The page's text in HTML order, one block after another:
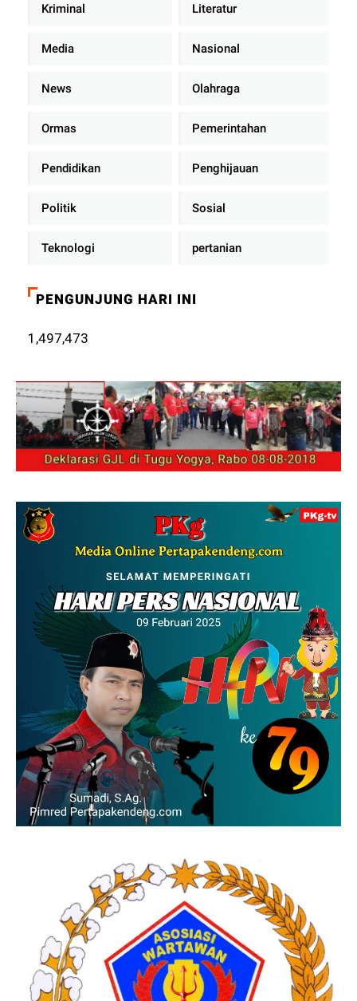
Kriminal Literatur
Media Nasional
News Olahraga
Ormas Pemerintahan
Pendidikan Penghijauan
Politik Sosial
Teknologi pertanian
PENGUNJUNG HARI INI
1,497,473